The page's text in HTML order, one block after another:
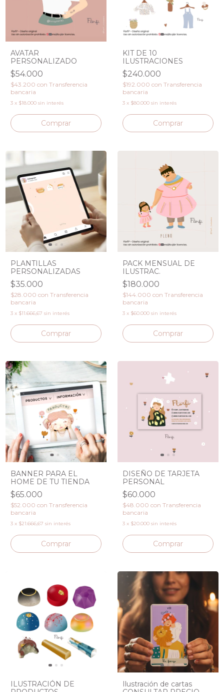
AVATAR
PERSONALIZADO
$54.000
$43.200 con Transferencia
bancaria
3 x $18.000 sin interés
KIT DE 10
ILUSTRACIONES
$240.000
$192.000 con Transferencia
bancaria
3 x $80.000 sin interés
PLANTILLAS
PERSONALIZADAS
$35.000
$28.000 con Transferencia
bancaria
3 x $11.666,67 sin interés
Comprar
PACK MENSUAL DE
ILUSTRAC.
$180.000
$144.000 con Transferencia
bancaria
3 x $60.000 sin interés
Comprar
BANNER PARA EL
HOME DE TU TIENDA
$65.000
$52.000 con Transferencia
bancaria
3 x $21.666,67 sin interés
DISEÑO DE TARJETA
PERSONAL
$60.000
$48.000 con Transferencia
bancaria
3 x $20.000 sin interés
ILUSTRACIÓN DE
Ilustración de cartas